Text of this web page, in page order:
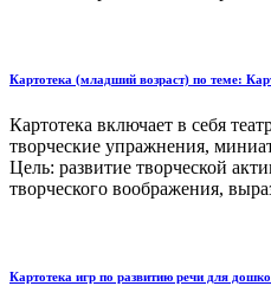
Картотека (младший возраст) по теме:
Картотека включает в себя
творческие упражнения,
Цель: развитие творческой
творческого воображения,
Картотека игр по развитию речи для